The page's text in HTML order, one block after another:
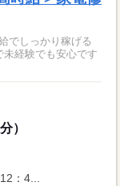
でしっかり稼げる
経験でも安心です
）
：4...